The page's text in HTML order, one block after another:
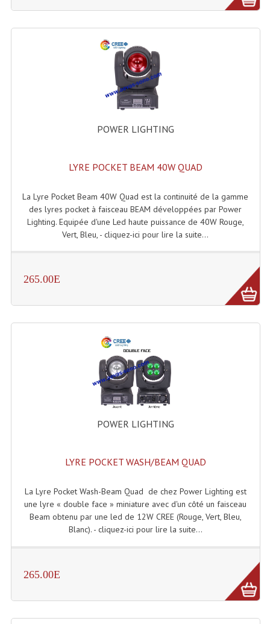
Laser Multi-Points
Lasers (Effets Volumetriques)
Lasers D'extérieur Multi-Points
Effets Lumineux, Effets Disco
Electronique Commande Light
Blocs De Puissance
Flexibles Lumineux Leds
Guirlandes Lumineuse
Gyrophares À Leds
Lampes À Décharges
Lampes De Couleurs
Lampes Dichroique
POWER LIGHTING
LYRE POCKET BEAM 40W QUAD
La Lyre Pocket Beam 40W Quad est la continuité de la gamme
des lyres pocket à faisceau BEAM développées par Power
Lighting. Equipée d'une Led haute puissance de 40W Rouge,
Vert, Bleu, - cliquez-ici pour lire la suite...
265.00E
POWER LIGHTING
LYRE POCKET WASH/BEAM QUAD
La Lyre Pocket Wash-Beam Quad de chez Power Lighting est
une lyre « double face » miniature avec d'un côté un faisceau
Beam obtenu par une led de 12W CREE (Rouge, Vert, Bleu,
Blanc). - cliquez-ici pour lire la suite...
265.00E